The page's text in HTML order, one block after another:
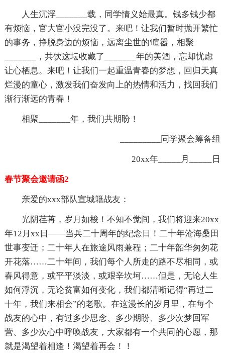
人生沉浮_______载，同学情义始最真。钱多钱少都
有烦恼，官大官小没完没了。来吧！让我们暂时抛开繁忙
的事务，挣脱身边的烦恼，远离尘世的'喧嚣，相聚
_______，共饮这坛收藏了_______年的美酒，忘却忧虑
让心栖息。来吧！让我们一起重温青春的梦想，回归天真
烂漫的童心，激发我们奋发向上的热情和活力，找回我们
渐行渐远的青春！
相聚_______年，我们共期盼！
_________同学聚会筹备组
20xx年_____月_____日
春节聚会邀请函2
亲爱的xxx部队宣城籍战友：
光阴荏苒，岁月如梭！不知不觉间，我们将迎来20xx
年12月xx日——当兵二十周年的纪念日！二十年沧海桑田
世事变迁；二十年人在旅途风雨兼程；二十年韶华匆匆花
开花落……二十年间，我们每个人所走的路不尽相同，或
春风得意，或平平淡淡，或艰辛坎坷……但是，无论人生
如何浮沉，无论贫富如何变化，我们都清晰记得“再过二
十年，我们来相会”的老歌。在这漫长的岁月里，在每个
战友的心中，有过多少思念、多少期盼、多少次梦回军
营、多少次心中呼唤战友，大家都有一个共同的心愿，那
就是渴望着相逢！渴望着再会！！